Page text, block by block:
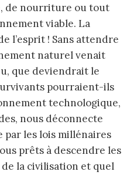
de nourriture ou tout
viable. La
l’esprit ! Sans attendre
naturel venait
que deviendrait le
pourraient-ils
technologique,
nous déconnecte
par les lois millénaires
prêts à descendre les
la civilisation et quel